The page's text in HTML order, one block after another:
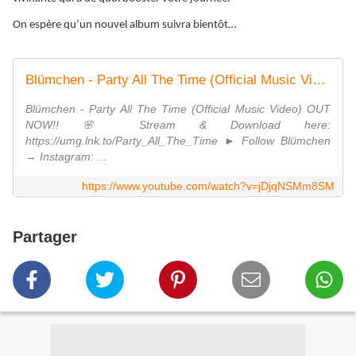
On espère qu’un nouvel album suivra bientôt…
Blümchen - Party All The Time (Official Music Video)
Blümchen - Party All The Time (Official Music Video) OUT
NOW!! 🌸 Stream & Download here:
https://umg.lnk.to/Party_All_The_Time ► Follow Blümchen
→ Instagram: ...
https://www.youtube.com/watch?v=jDjqNSMm8SM
Partager